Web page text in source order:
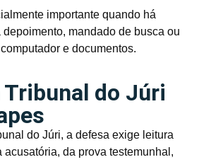
importante quando há
mandado de busca ou
e documentos.
Tribunal do Júri
do Júri, a defesa exige leitura
da prova testemunhal,